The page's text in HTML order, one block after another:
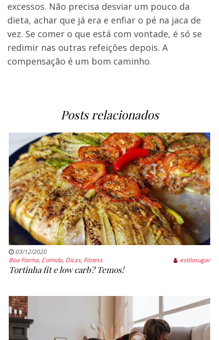
excessos. Não precisa desviar um pouco da
dieta, achar que já era e enfiar o pé na jaca de
vez. Se comer o que está com vontade, é só se
redimir nas outras refeições depois. A
compensação é um bom caminho.
Posts relacionados
03/12/2020
Boa Forma, Comida, Dicas, Fitness estilosugar
Tortinha fit e low carb? Temos!